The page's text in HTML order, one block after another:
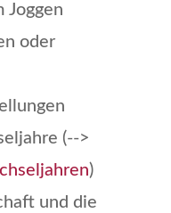
Joggen
oder
(-->
)
und die